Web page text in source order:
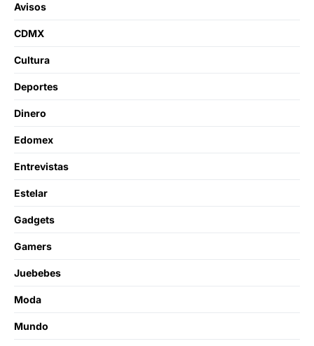
Avisos
CDMX
Cultura
Deportes
Dinero
Edomex
Entrevistas
Estelar
Gadgets
Gamers
Juebebes
Moda
Mundo